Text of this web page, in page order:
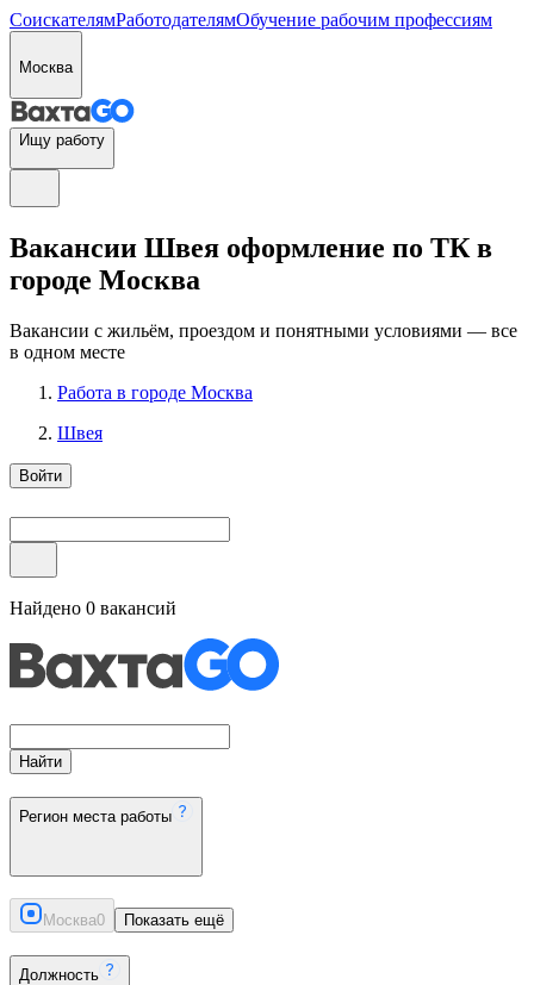
СоискателямРаботодателямОбучение рабочим профессиям
Москва
Ищу работу
Вакансии Швея оформление по ТК в
городе Москва
Вакансии с жильём, проездом и понятными условиями — все
в одном месте
Работа в городе Москва
Швея
Войти
Найдено 0 вакансий
Найти
Регион места работы
Москва0 Показать ещё
Должность